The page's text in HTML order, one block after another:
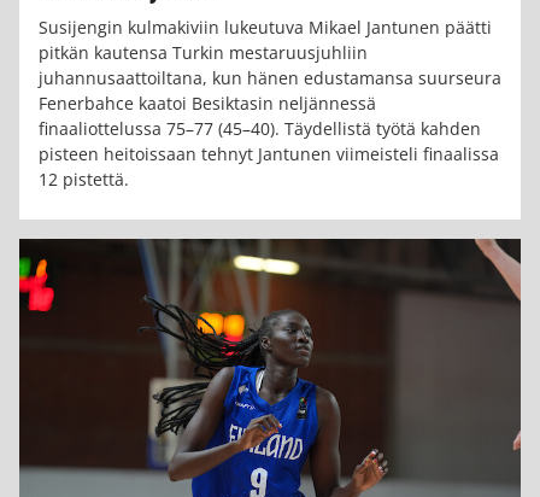
Susijengin kulmakiviin lukeutuva Mikael Jantunen päätti
pitkän kautensa Turkin mestaruusjuhliin
juhannusaattoiltana, kun hänen edustamansa suurseura
Fenerbahce kaatoi Besiktasin neljännessä
finaaliottelussa 75–77 (45–40). Täydellistä työtä kahden
pisteen heitoissaan tehnyt Jantunen viimeisteli finaalissa
12 pistettä.